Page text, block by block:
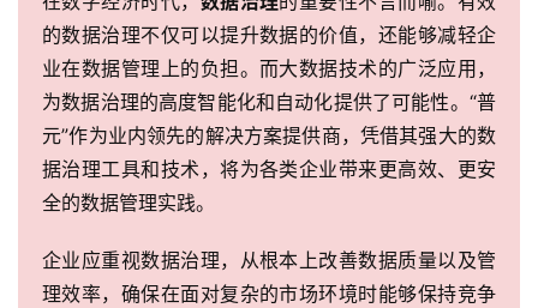
服
务
支
持
的数据治理不仅可以提升数据的价值，还能够减轻企
业在数据管理上的负担。而大数据技术的广泛应用，
为数据治理的高度智能化和自动化提供了可能性。“普
元”作为业内领先的解决方案提供商，凭借其强大的数
据治理工具和技术，将为各类企业带来更高效、更安
全的数据管理实践。
企业应重视数据治理，从根本上改善数据质量以及管
理效率，确保在面对复杂的市场环境时能够保持竞争